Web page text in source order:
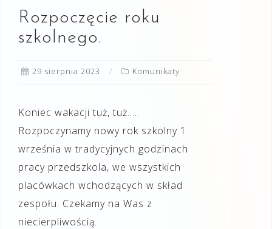
Rozpoczęcie roku
szkolnego.
29 sierpnia 2023 Komunikaty
Koniec wakacji tuż, tuż…..
Rozpoczynamy nowy rok szkolny 1
września w tradycyjnych godzinach
pracy przedszkola, we wszystkich
placówkach wchodzących w skład
zespołu. Czekamy na Was z
niecierpliwością.